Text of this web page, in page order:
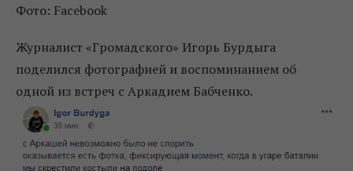
Фото: Facebook
Журналист «Громадского» Игорь Бурдыга
поделился фотографией и воспоминанием об
одной из встреч с Аркадием Бабченко.